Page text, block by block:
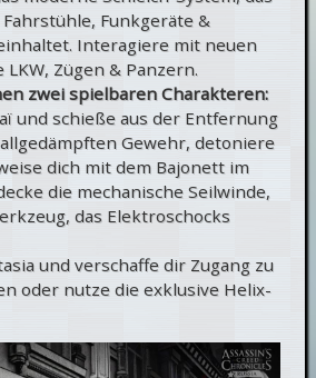
Funkgeräte &
Interagiere mit neuen
LKW, Zügen & Panzern.
zwei spielbaren Charakteren:
und schieße aus der Entfernung
Gewehr, detoniere
dich mit dem Bajonett im
die mechanische Seilwinde,
das Elektroschocks
und verschaffe dir Zugang zu
oder nutze die exklusive Helix-